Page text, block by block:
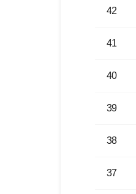
42
41
40
39
38
37